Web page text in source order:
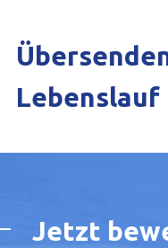
Lebenslauf
Jetzt